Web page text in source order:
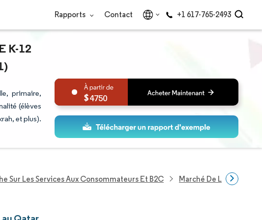
Rapports Contact +1 617-765-2493
K-12
primaire,
(élèves
et plus).
4750
Sur Les Services Aux Consommateurs Et B2C Marché De L'éducation